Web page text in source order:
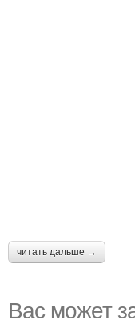
читать дальше →
Вас может